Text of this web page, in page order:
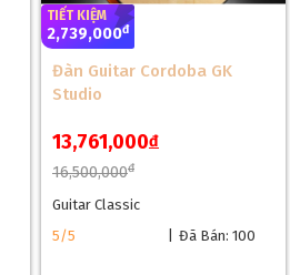
TIẾT KIỆM
2,739,000đ
Đàn Guitar Cordoba GK
Studio
13,761,000đ
16,500,000đ
Guitar Classic
5/5
Đã Bán: 100